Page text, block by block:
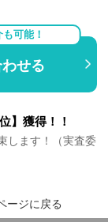
可能！
せる
】獲得！！
します！（実査委
ージに戻る